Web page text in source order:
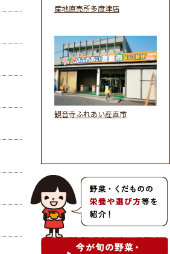
産地直売所多度津店
観音寺ふれあい産直市